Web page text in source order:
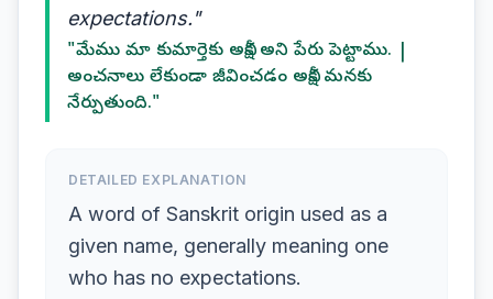
expectations."
"మేము మా కుమార్తెకు అనీక్ష అని పేరు పెట్టాము. |
అంచనాలు లేకుండా జీవించడం అనీక్ష మనకు
నేర్పుతుంది."
DETAILED EXPLANATION
A word of Sanskrit origin used as a
given name, generally meaning one
who has no expectations.